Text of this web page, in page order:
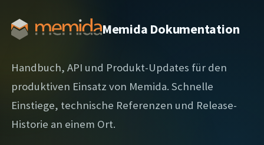
Memida Dokumentation
Handbuch, API und Produkt-Updates für den
produktiven Einsatz von Memida. Schnelle
Einstiege, technische Referenzen und Release-
Historie an einem Ort.